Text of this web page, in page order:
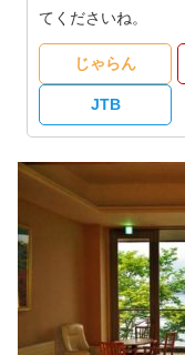
てくださいね。
じゃらん
JTB